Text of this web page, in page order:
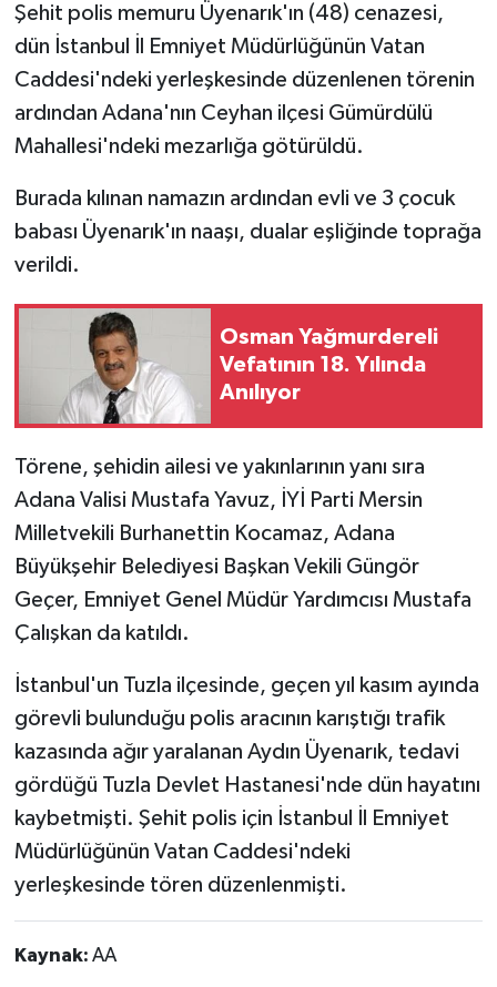
Şehit polis memuru Üyenarık'ın (48) cenazesi,
dün İstanbul İl Emniyet Müdürlüğünün Vatan
Caddesi'ndeki yerleşkesinde düzenlenen törenin
ardından Adana'nın Ceyhan ilçesi Gümürdülü
Mahallesi'ndeki mezarlığa götürüldü.
Burada kılınan namazın ardından evli ve 3 çocuk
babası Üyenarık'ın naaşı, dualar eşliğinde toprağa
verildi.
Osman Yağmurdereli
Vefatının 18. Yılında
Anılıyor
Törene, şehidin ailesi ve yakınlarının yanı sıra
Adana Valisi Mustafa Yavuz, İYİ Parti Mersin
Milletvekili Burhanettin Kocamaz, Adana
Büyükşehir Belediyesi Başkan Vekili Güngör
Geçer, Emniyet Genel Müdür Yardımcısı Mustafa
Çalışkan da katıldı.
İstanbul'un Tuzla ilçesinde, geçen yıl kasım ayında
görevli bulunduğu polis aracının karıştığı trafik
kazasında ağır yaralanan Aydın Üyenarık, tedavi
gördüğü Tuzla Devlet Hastanesi'nde dün hayatını
kaybetmişti. Şehit polis için İstanbul İl Emniyet
Müdürlüğünün Vatan Caddesi'ndeki
yerleşkesinde tören düzenlenmişti.
Kaynak: AA